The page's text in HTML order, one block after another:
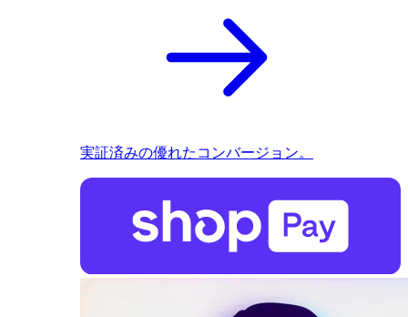
実証済みの優れたコンバージョン。